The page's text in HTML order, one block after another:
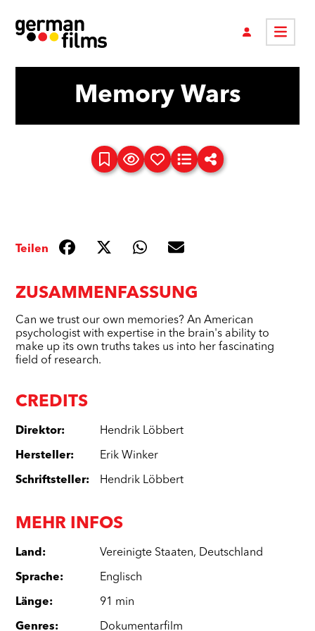
Memory Wars
ZUSAMMENFASSUNG
Can we trust our own memories? An American
psychologist with expertise in the brain's ability to
make up its own truths takes us into her fascinating
field of research.
CREDITS
Direktor: Hendrik Löbbert
Hersteller: Erik Winker
Schriftsteller: Hendrik Löbbert
MEHR INFOS
Land: Vereinigte Staaten, Deutschland
Sprache: Englisch
Länge: 91 min
Genres: Dokumentarfilm
Teilen